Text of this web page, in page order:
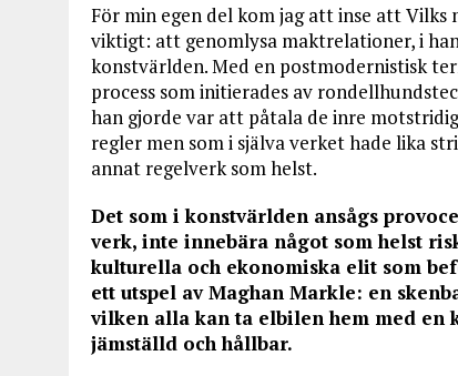
För min egen del kom jag att inse att
viktigt: att genomlysa maktrelationer, i
konstvärlden. Med en postmodernistisk
process som initierades av
han gjorde var att påtala de inre
regler men som i själva verket hade lika
annat regelverk som helst.
Det som i konstvärlden ansågs
verk, inte innebära något som helst
kulturella och ekonomiska elit som
ett utspel av Maghan Markle: en
vilken alla kan ta elbilen hem med
jämställd och hållbar.